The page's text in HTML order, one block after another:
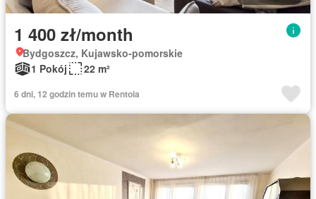
1 400 zł/month
Bydgoszcz, Kujawsko-pomorskie
1 Pokój
22 m²
6 dni, 12 godzin temu w Rentola